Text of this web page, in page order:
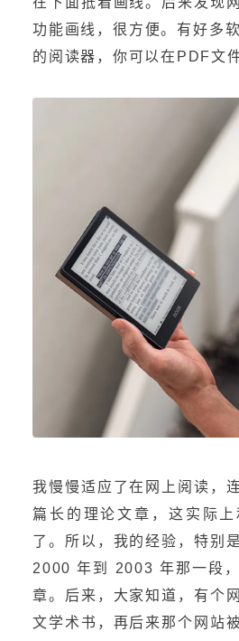
功能画线，很方便。有好多
的阅读器，你可以在PDF文
我慢慢适应了在网上阅读，
篇长的理论文章，这实际
了。所以，我的经验，特别
2000 年到 2003 年那一段
章。后来，大家知道，有个
文学术书，再后来那个网站